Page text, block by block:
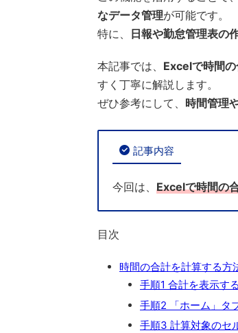
なデータ管理が可能です。
特に、 日報や勤怠管理表の
本記事では、 Excelで時間
すく丁寧に解説します。
ぜひ参考にして、 時間管理
記事内容
今回は、 Excelで時間の
目次
時間の合計を計算する方
手順1 合計を表示す
手順2 「ホーム」タ
手順3 計算対象のセ